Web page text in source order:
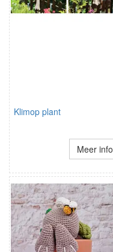
Klimop plant
Meer info